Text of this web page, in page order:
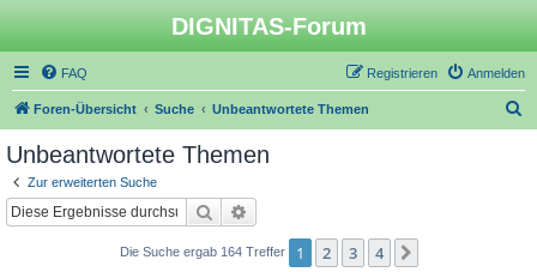
DIGNITAS-Forum
FAQ Anmelden
Registrieren
Foren-Übersicht Suche Unbeantwortete Themen
Unbeantwortete Themen
Zur erweiterten Suche
Suche
Die Suche ergab 164 Treffer 1 2 3 4